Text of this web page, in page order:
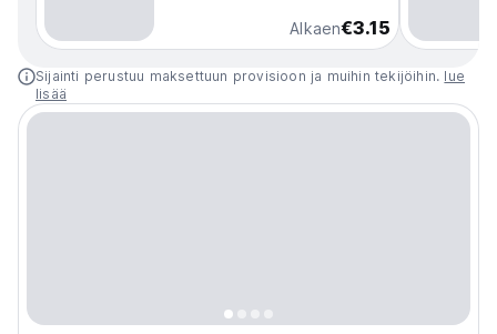
Alkaen€3.15
Sijainti perustuu maksettuun provisioon ja muihin tekijöihin. lue
lisää